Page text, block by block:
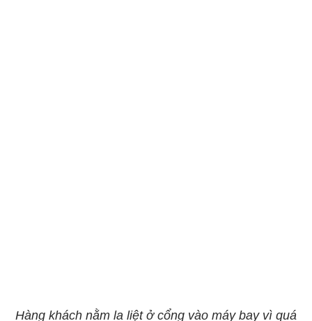
Hàng khách nằm la liệt ở cổng vào máy bay vì quá